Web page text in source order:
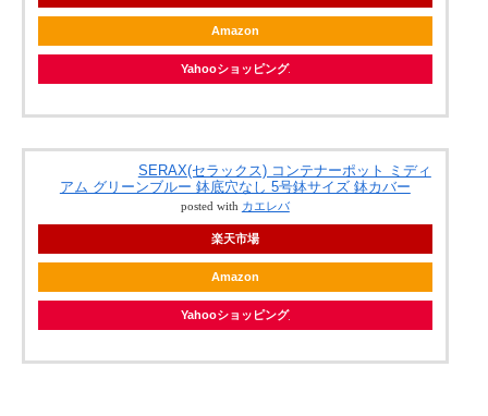
Amazon
Yahooショッピング
SERAX(セラックス) コンテナーポット ミディ
アム グリーンブルー 鉢底穴なし 5号鉢サイズ 鉢カバー
posted with カエレバ
楽天市場
Amazon
Yahooショッピング